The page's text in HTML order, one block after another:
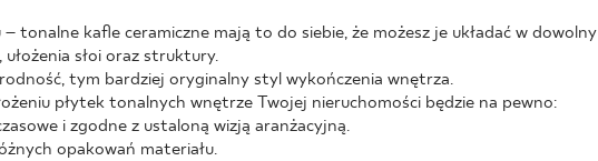
tonalne kafle ceramiczne mają to do siebie, że możesz je układać w dowolny
słoi oraz struktury.
tym bardziej oryginalny styl wykończenia wnętrza.
płytek tonalnych wnętrze Twojej nieruchomości będzie na pewno:
i zgodne z ustaloną wizją aranżacyjną.
opakowań materiału.